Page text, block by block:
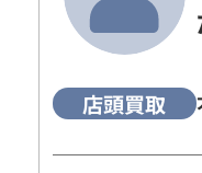
店頭買取